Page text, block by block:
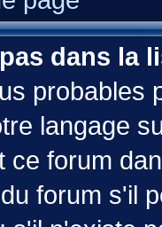
dans la
probables
langage
ce forum
forum s'il